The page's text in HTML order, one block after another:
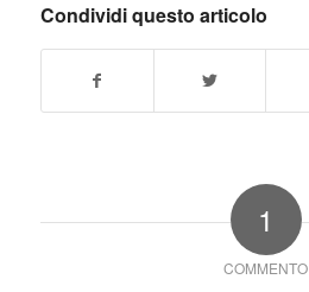
Condividi questo articolo
1
COMMENTO